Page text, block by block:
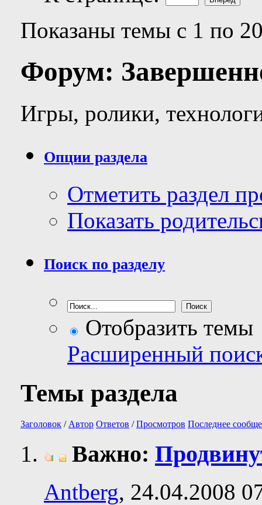
Показаны темы с 1 по
Форум:
Игры, ролики,
Опции раздела
Отметить раздел
Показать
Поиск по разделу
Отобразить темы
Расширенный
Темы раздела
Заголовок / Автор Ответов /Просмотров Последнее
Важно:
Antberg, 24.04.2008